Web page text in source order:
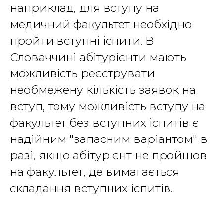
наприклад, для вступу на
медичний факультет необхідно
пройти вступні іспити. В
Словаччині абітурієнти мають
можливість реєструвати
необмежену кількість заявок на
вступ, тому можливість вступу на
факультет без вступних іспитів є
надійним "запасним варіантом" в
разі, якщо абітурієнт не пройшов
на факультет, де вимагається
складання вступних іспитів.